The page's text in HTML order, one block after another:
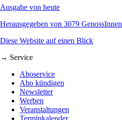
Ausgabe von heute
Herausgegeben von 3079 GenossInnen
Diese Website auf einen Blick
→ Service
Aboservice
Abo kündigen
Newsletter
Werben
Veranstaltungen
Terminkalender